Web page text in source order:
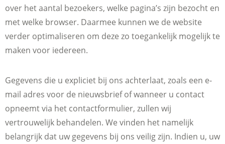
over het aantal bezoekers, welke pagina’s zijn bezocht en
met welke browser. Daarmee kunnen we de website
verder optimaliseren om deze zo toegankelijk mogelijk te
maken voor iedereen.
Gegevens die u expliciet bij ons achterlaat, zoals een e-
mail adres voor de nieuwsbrief of wanneer u contact
opneemt via het contactformulier, zullen wij
vertrouwelijk behandelen. We vinden het namelijk
belangrijk dat uw gegevens bij ons veilig zijn. Indien u, uw